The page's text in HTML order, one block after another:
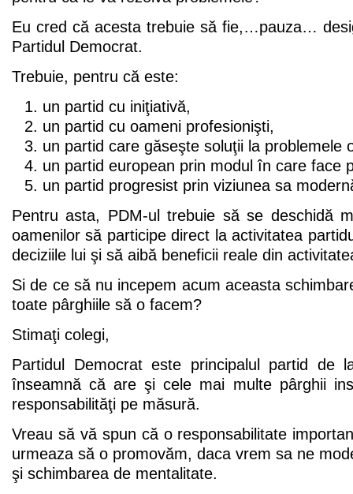
Eu cred că acesta trebuie să fie,…pauza…
Partidul Democrat.
Trebuie, pentru că este:
un partid cu iniţiativă,
un partid cu oameni profesionişti,
un partid care găseşte soluţii la problemele
un partid european prin modul în care face
un partid progresist prin viziunea sa
Pentru asta, PDM-ul trebuie să se deschidă
oamenilor să participe direct la activitatea
deciziile lui şi să aibă beneficii reale din
Si de ce să nu incepem acum aceasta
toate pârghiile să o facem?
Stimaţi colegi,
Partidul Democrat este principalul partid de
înseamnă că are şi cele mai multe pârghii
responsabilităţi pe măsură.
Vreau să vă spun că o responsabilitate
urmeaza să o promovăm, daca vrem sa ne
şi schimbarea de mentalitate.